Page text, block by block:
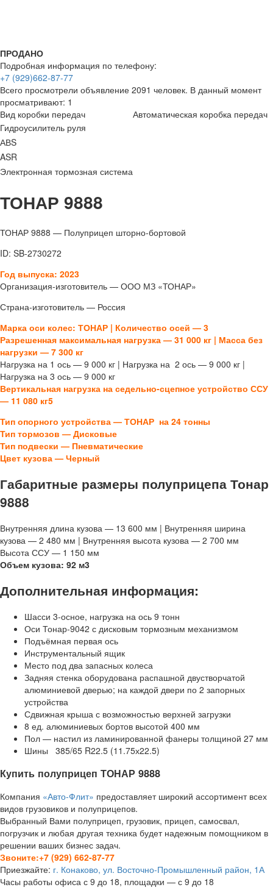
ПРОДАНО
Подробная информация по телефону:
+7 (929)662-87-77
Всего просмотрели объявление 2091 человек. В данный момент
просматривают: 1
Вид коробки передач
Автоматическая коробка передач
Гидроусилитель руля
АВS
ASR
Электронная тормозная система
ТОНАР 9888
ТОНАР 9888 — Полуприцеп шторно-бортовой
ID: SB-2730272
Год выпуска: 2023
Организация-изготовитель — ООО МЗ «ТОНАР»
Страна-изготовитель — Россия
Марка оси колес: ТОНАР | Количество осей — 3
Разрешенная максимальная нагрузка — 31 000 кг | Масса без
нагрузки — 7 300 кг
Нагрузка на 1 ось — 9 000 кг | Нагрузка на 2 ось — 9 000 кг |
Нагрузка на 3 ось — 9 000 кг
Вертикальная нагрузка на седельно-сцепное устройство ССУ
— 11 080 кг5
Тип опорного устройства — ТОНАР на 24 тонны
Тип тормозов — Дисковые
Тип подвески — Пневматические
Цвет кузова — Черный
Габаритные размеры полуприцепа Тонар
9888
Внутренняя длина кузова — 13 600 мм | Внутренняя ширина
кузова — 2 480 мм | Внутренняя высота кузова — 2 700 мм
Высота ССУ — 1 150 мм
Объем кузова: 92 м3
Дополнительная информация:
Шасси 3-осное, нагрузка на ось 9 тонн
Оси Тонар-9042 с дисковым тормозным механизмом
Подъёмная первая ось
Инструментальный ящик
Место под два запасных колеса
Задняя стенка оборудована распашной двустворчатой
алюминиевой дверью; на каждой двери по 2 запорных
устройства
Сдвижная крыша с возможностью верхней загрузки
8 ед. алюминиевых бортов высотой 400 мм
Пол — настил из ламинированной фанеры толщиной 27 мм
Шины 385/65 R22.5 (11.75х22.5)
Купить полуприцеп ТОНАР 9888
Компания «Авто-Флит» предоставляет широкий ассортимент всех
видов грузовиков и полуприцепов.
Выбранный Вами полуприцеп, грузовик, прицеп, самосвал,
погрузчик и любая другая техника будет надежным помощником в
решении ваших бизнес задач.
Звоните:+7 (929) 662-87-77
Приезжайте: г. Конаково, ул. Восточно-Промышленный район, 1А
Часы работы офиса с 9 до 18, площадки — с 9 до 18